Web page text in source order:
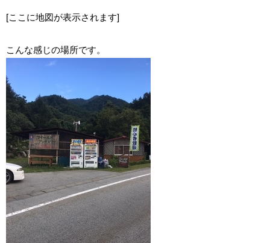
[ここに地図が表示されます]
こんな感じの場所です。